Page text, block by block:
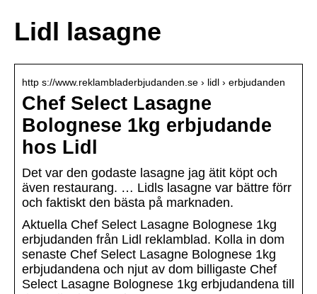
Lidl lasagne
http s://www.reklambladerbjudanden.se › lidl › erbjudanden
Chef Select Lasagne
Bolognese 1kg erbjudande
hos Lidl
Det var den godaste lasagne jag ätit köpt och
även restaurang. … Lidls lasagne var bättre förr
och faktiskt den bästa på marknaden.
Aktuella Chef Select Lasagne Bolognese 1kg
erbjudanden från Lidl reklamblad. Kolla in dom
senaste Chef Select Lasagne Bolognese 1kg
erbjudandena och njut av dom billigaste Chef
Select Lasagne Bolognese 1kg erbjudandena till